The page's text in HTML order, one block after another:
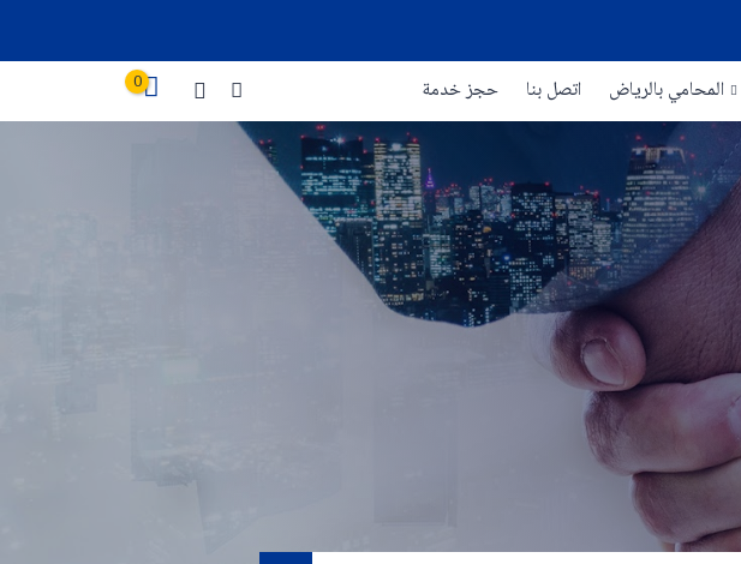
المحامي بالرياض اتصل بنا حجز خدمة 0